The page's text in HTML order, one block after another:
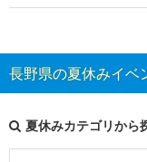
長野県の夏休みイベ
夏休みカテゴリから